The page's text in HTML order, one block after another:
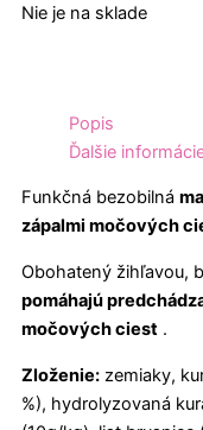
Nie je na sklade
Popis
Ďalšie
Funkčná bezobilná
zápalmi močových
Obohatený žihľavou,
pomáhajú
močových ciest .
Zloženie: zemiaky,
%), hydrolyzovaná